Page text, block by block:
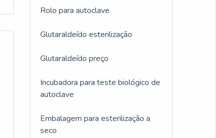
Rolo para autoclave
Glutaraldeído esterilização
Glutaraldeído preço
Incubadora para teste biológico de
autoclave
Embalagem para esterilização a
seco